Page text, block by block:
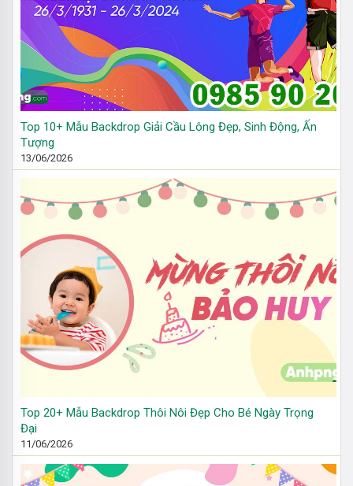
Top 10+ Mẫu Backdrop Giải Cầu Lông Đẹp, Sinh Động, Ấn
Tượng
13/06/2026
Top 20+ Mẫu Backdrop Thôi Nôi Đẹp Cho Bé Ngày Trọng
Đại
11/06/2026